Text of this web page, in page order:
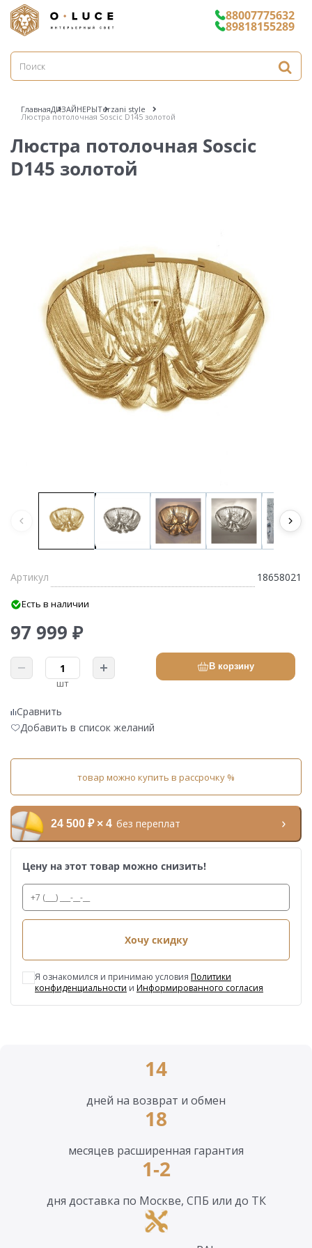
88007775632
89818155289
ГлавнаяДИЗАЙНЕРЫTerzani style
Люстра потолочная Soscic D145 золотой
Люстра потолочная Soscic
D145 золотой
Артикул 18658021
Есть в наличии
97 999 ₽
шт
В корзину
Сравнить
Добавить в список желаний
товар можно купить в рассрочку %
24 500 ₽ × 4 без переплат
Цену на этот товар можно снизить!
Хочу скидку
Я ознакомился и принимаю условия Политики
конфиденциальности и Информированного согласия
14
дней на возврат и обмен
18
месяцев расширенная гарантия
1-2
дня доставка по Москве, СПБ или до ТК